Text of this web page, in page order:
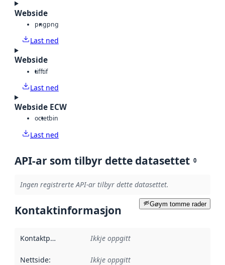
Webside
pngpng
Last ned
Webside
tifftif
Last ned
Webside ECW
octetbin
Last ned
API-ar som tilbyr dette datasettet 0
Ingen registrerte API-ar tilbyr dette datasettet.
Gøym tomme rader
Kontaktinformasjon
Kontaktpunkt Ikkje oppgitt
Nettside: Ikkje oppgitt